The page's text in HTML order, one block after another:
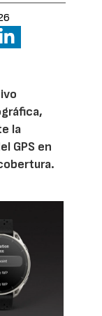
la
GPS en